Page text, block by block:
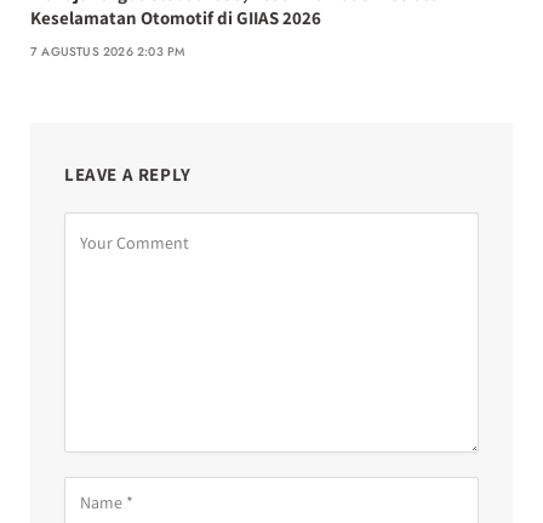
Keselamatan Otomotif di GIIAS 2026
7 AGUSTUS 2026 2:03 PM
LEAVE A REPLY